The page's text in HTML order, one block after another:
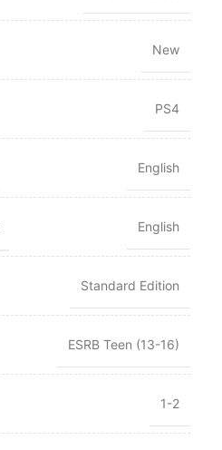
New
PS4
English
English
Standard Edition
ESRB Teen (13-16)
1-2